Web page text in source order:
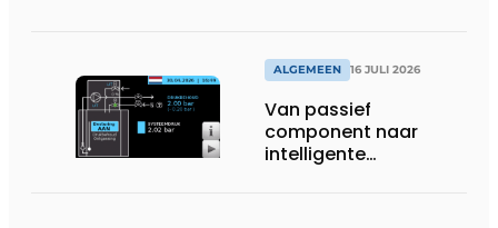
ALGEMEEN 16 JULI 2026
Van passief
component naar
intelligente